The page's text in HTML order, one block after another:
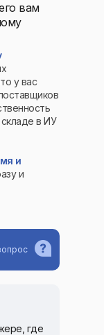
где
у вас
в ИУ
и
и
вам